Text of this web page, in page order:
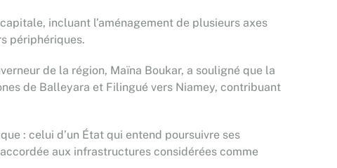
incluant l’aménagement de plusieurs axes
périphériques.
de la région, Maïna Boukar, a souligné que la
de Balleyara et Filingué vers Niamey, contribuant
: celui d’un État qui entend poursuivre ses
aux infrastructures considérées comme